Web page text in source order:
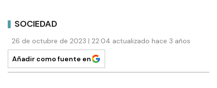
SOCIEDAD
26 de octubre de 2023 | 22:04 actualizado hace 3 años
Añadir como fuente en